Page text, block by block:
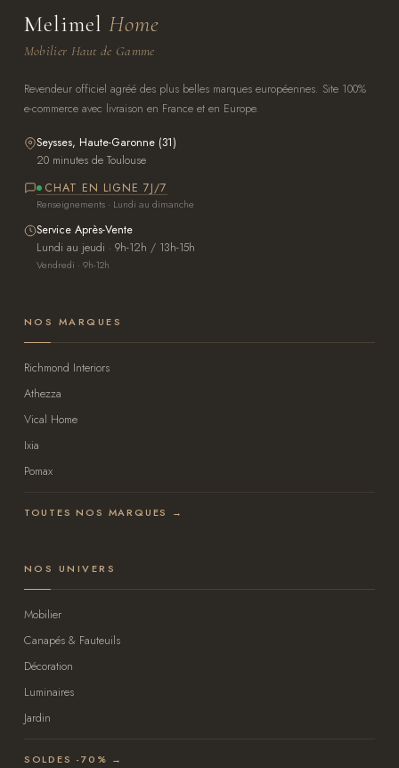
Melimel Home
Mobilier Haut de Gamme
Revendeur officiel agréé des plus belles marques européennes. Site 100%
e-commerce avec livraison en France et en Europe.
Seysses, Haute-Garonne (31)
20 minutes de Toulouse
CHAT EN LIGNE 7J/7
Renseignements · Lundi au dimanche
Service Après-Vente
Lundi au jeudi · 9h-12h / 13h-15h
Vendredi · 9h-12h
NOS MARQUES
Richmond Interiors
Athezza
Vical Home
Ixia
Pomax
TOUTES NOS MARQUES →
NOS UNIVERS
Mobilier
Canapés & Fauteuils
Décoration
Luminaires
Jardin
SOLDES -70% →